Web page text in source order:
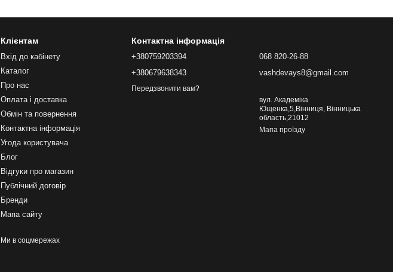
Клієнтам
Вхід до кабінету
Каталог
Про нас
Оплата і доставка
Обмін та повернення
Контактна інформація
Угода користувача
Блог
Відгуки про магазин
Публічний договір
Бренди
Мапа сайту
Ми в соцмережах
Контактна інформація
+380759203394
+380679638343
Передзвонити вам?
068 820-26-88
vashdevays8@gmail.com
вул. Академіка
Ющенка,5,Вінниця, Вінницька
область,21012
Мапа проїзду